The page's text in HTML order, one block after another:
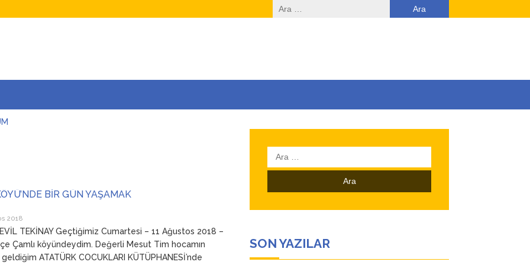
Arama:
BİR GÜN YAŞAMAK
2018
TEKİNAY Geçtiğimiz Cumartesi – 11 Ağustos 2018 –
Çamlı köyündeydim. Değerli Mesut Tim hocamın
ATATÜRK COCUKLARI KÜTÜPHANESİ’nde
Arama:
SON YAZILAR